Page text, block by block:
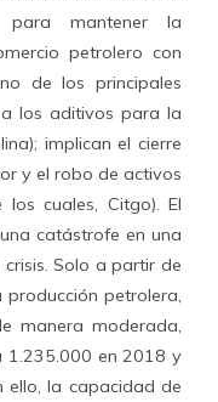
para mantener la
petrolero con
de los principales
los aditivos para la
implican el cierre
y el robo de activos
cuales, Citgo). El
catástrofe en una
Solo a partir de
petrolera,
manera moderada,
1.235.000 en 2018 y
ello, la capacidad de